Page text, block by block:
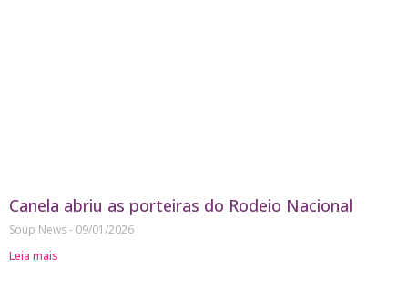
Canela abriu as porteiras do Rodeio Nacional
Soup News
09/01/2026
Leia mais